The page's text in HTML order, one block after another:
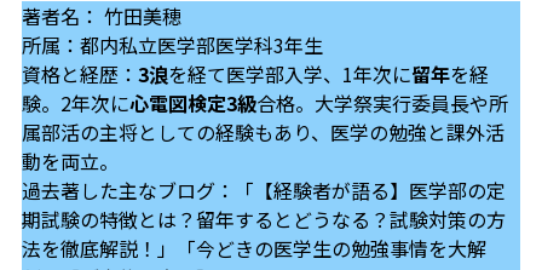
著者名： 竹田美穂
所属：都内私立医学部医学科3年生
資格と経歴： 3浪を経て医学部入学、1年次に留年を経
験。2年次に心電図検定3級合格。大学祭実行委員長や所
属部活の主将としての経験もあり、医学の勉強と課外活
動を両立。
過去著した主なブログ：「【経験者が語る】医学部の定
期試験の特徴とは？留年するとどうなる？試験対策の方
法を徹底解説！」「今どきの医学生の勉強事情を大解